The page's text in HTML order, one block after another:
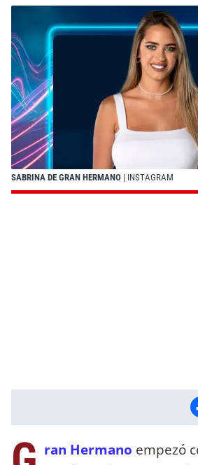
SABRINA DE GRAN HERMANO | INSTAGRAM
ran Hermano empezó